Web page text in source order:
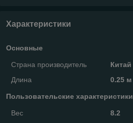
Характеристики
Основные
Страна производитель
Китай
Длина
0.25 м
Пользовательские характеристики
Вес
8.2